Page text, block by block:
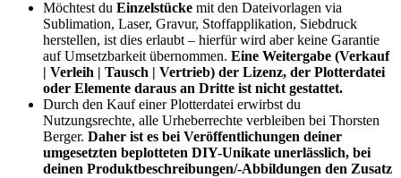
Möchtest du Einzelstücke mit den Dateivorlagen via
Sublimation, Laser, Gravur, Stoffapplikation, Siebdruck
herstellen, ist dies erlaubt – hierfür wird aber keine Garantie
auf Umsetzbarkeit übernommen. Eine Weitergabe (Verkauf
| Verleih | Tausch | Vertrieb) der Lizenz, der Plotterdatei
oder Elemente daraus an Dritte ist nicht gestattet.
Durch den Kauf einer Plotterdatei erwirbst du
Nutzungsrechte, alle Urheberrechte verbleiben bei Thorsten
Berger. Daher ist es bei Veröffentlichungen deiner
umgesetzten beplotteten DIY-Unikate unerlässlich, bei
deinen Produktbeschreibungen/-Abbildungen den Zusatz